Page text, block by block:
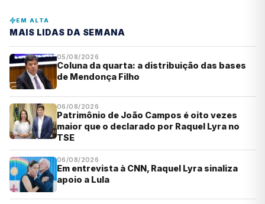
EM ALTA
MAIS LIDAS DA SEMANA
05/08/2026
Coluna da quarta: a distribuição das bases
de Mendonça Filho
06/08/2026
Patrimônio de João Campos é oito vezes
maior que o declarado por Raquel Lyra no
TSE
06/08/2026
Em entrevista à CNN, Raquel Lyra sinaliza
apoio a Lula